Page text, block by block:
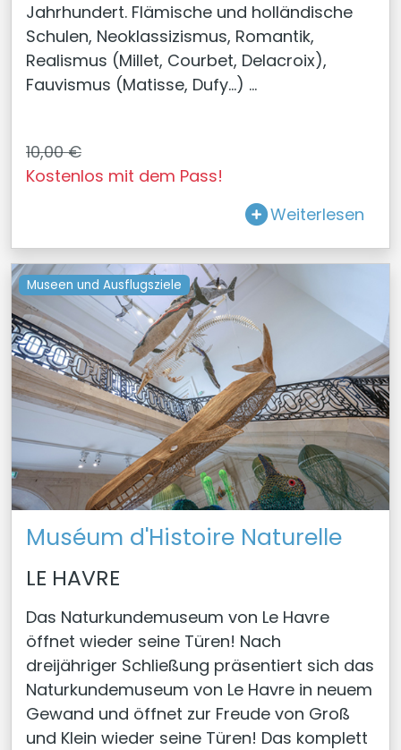
Jahrhundert. Flämische und holländische
Schulen, Neoklassizismus, Romantik,
Realismus (Millet, Courbet, Delacroix),
Fauvismus (Matisse, Dufy...) ...
10,00 €
Kostenlos mit dem Pass!
Weiterlesen
Museen und Ausflugsziele
Muséum d'Histoire Naturelle
LE HAVRE
Das Naturkundemuseum von Le Havre
öffnet wieder seine Türen! Nach
dreijähriger Schließung präsentiert sich das
Naturkundemuseum von Le Havre in neuem
Gewand und öffnet zur Freude von Groß
und Klein wieder seine Türen! Das komplett